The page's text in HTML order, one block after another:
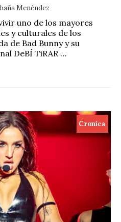
Menéndez
uno de los mayores
y culturales de los
de Bad Bunny y su
DeBÍ TiRAR …
Cronica